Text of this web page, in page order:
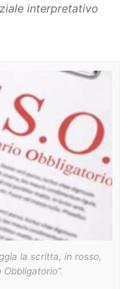
interpretativo
la scritta, in rosso,